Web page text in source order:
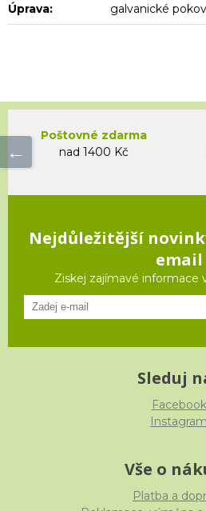
Úprava: galvanické
Poštovné zdarma
nad 1400 Kč
Nejdůležitější
email
Ziskej zajímavé informace
Sleduj
Facebook
Instagram
Vše o
Platba a